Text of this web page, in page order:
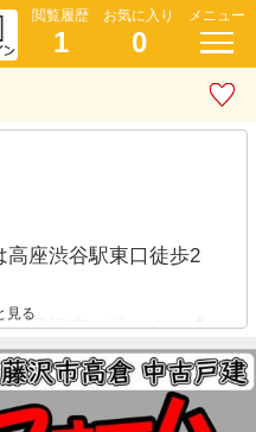
閲覧履歴
1
お気に入り
0
メニュー
高座渋谷駅東口徒歩2
・藤沢市に強い！～◆
業している「スマイ
社には無い物件情報
見る